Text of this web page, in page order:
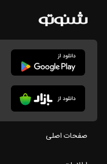
صفحات اصلی